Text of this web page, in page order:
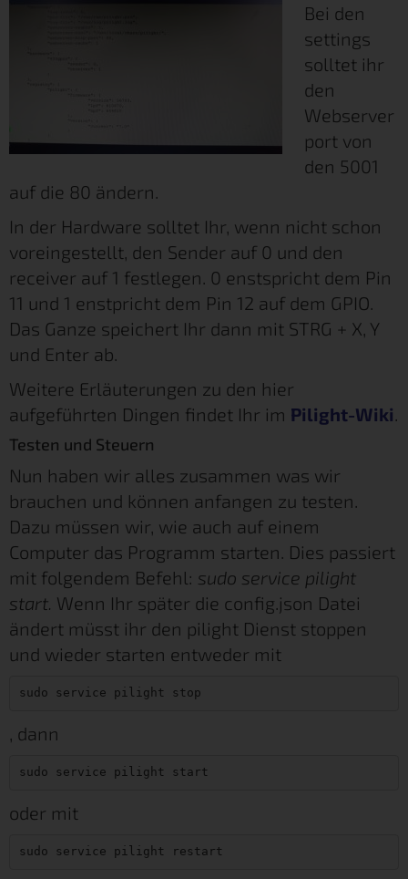
Bei den
settings
solltet ihr
den
Webserver
port von
den 5001
auf die 80 ändern.
In der Hardware solltet Ihr, wenn nicht schon
voreingestellt, den Sender auf 0 und den
receiver auf 1 festlegen. 0 enstspricht dem Pin
11 und 1 enstpricht dem Pin 12 auf dem GPIO.
Das Ganze speichert Ihr dann mit STRG + X, Y
und Enter ab.
Weitere Erläuterungen zu den hier
aufgeführten Dingen findet Ihr im Pilight-Wiki
Testen und Steuern
Nun haben wir alles zusammen was wir
brauchen und können anfangen zu testen.
Dazu müssen wir, wie auch auf einem
Computer das Programm starten. Dies passiert
mit folgendem Befehl: sudo service pilight
start. Wenn Ihr später die config.json Datei
ändert müsst ihr den pilight Dienst stoppen
und wieder starten entweder mit
sudo service pilight stop
, dann
sudo service pilight start
oder mit
sudo service pilight restart